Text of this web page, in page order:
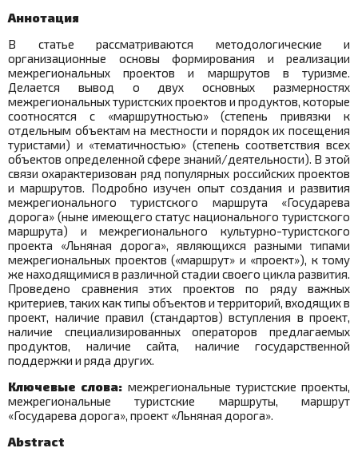
Аннотация
В статье рассматриваются методологические и
организационные основы формирования и реализации
межрегиональных проектов и маршрутов в туризме.
Делается вывод о двух основных размерностях
межрегиональных туристских проектов и продуктов, которые
соотносятся с «маршрутностью» (степень привязки к
отдельным объектам на местности и порядок их посещения
туристами) и «тематичностью» (степень соответствия всех
объектов определенной сфере знаний/деятельности). В этой
связи охарактеризован ряд популярных российских проектов
и маршрутов. Подробно изучен опыт создания и развития
межрегионального туристского маршрута «Государева
дорога» (ныне имеющего статус национального туристского
маршрута) и межрегионального культурно-туристского
проекта «Льняная дорога», являющихся разными типами
межрегиональных проектов («маршрут» и «проект»), к тому
же находящимися в различной стадии своего цикла развития.
Проведено сравнения этих проектов по ряду важных
критериев, таких как типы объектов и территорий, входящих в
проект, наличие правил (стандартов) вступления в проект,
наличие специализированных операторов предлагаемых
продуктов, наличие сайта, наличие государственной
поддержки и ряда других.
Ключевые слова: межрегиональные туристские проекты,
межрегиональные туристские маршруты, маршрут
«Государева дорога», проект «Льняная дорога».
Abstract